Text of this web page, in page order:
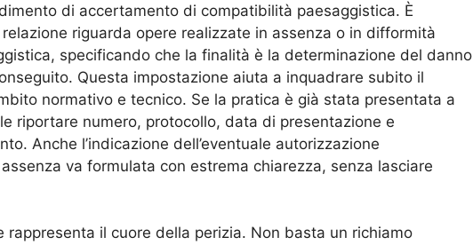
di accertamento di compatibilità paesaggistica. È
riguarda opere realizzate in assenza o in difformità
specificando che la finalità è la determinazione del danno
Questa impostazione aiuta a inquadrare subito il
normativo e tecnico. Se la pratica è già stata presentata a
riportare numero, protocollo, data di presentazione e
Anche l’indicazione dell’eventuale autorizzazione
va formulata con estrema chiarezza, senza lasciare
rappresenta il cuore della perizia. Non basta un richiamo